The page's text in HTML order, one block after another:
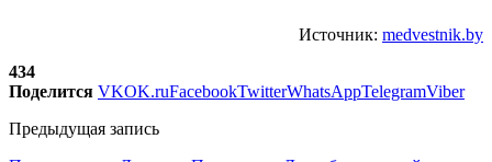
Источник: medvestnik.by
434
Поделится VKOK.ruFacebookTwitterWhatsAppTelegramViber
Предыдущая запись